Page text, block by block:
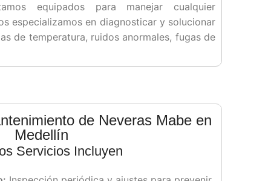
equipados para manejar cualquier
especializamos en diagnosticar y solucionar
de temperatura, ruidos anormales, fugas de
de Neveras Mabe en
Medellín
Servicios Incluyen